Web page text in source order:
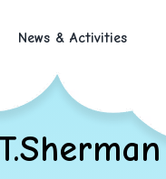
News & Activities